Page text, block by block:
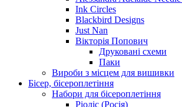
Ink Circles
Blackbird Designs
Just Nan
Вікторія Попович
Друковані схеми
Паки
Вироби з місцем для вишивки
Бісер, бісероплетіння
Набори для бісероплетіння
Ріоліс (Росія)